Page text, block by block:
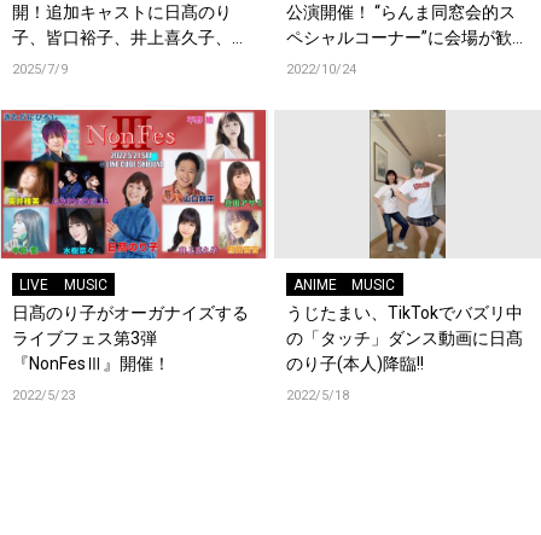
開！追加キャストに日髙のり
子、皆口裕子、井上喜久子、伊
藤美紀、佐久間レイが決定！コ
2025/7/9
公演開催！ “らんま同窓会的ス
ペシャルコーナー”に会場が歓
喜！
2022/10/24
LIVE MUSIC
日髙のり子がオーガナイズする
ライブフェス第3弾
『NonFesⅢ』開催！
2022/5/23
ANIME MUSIC
うじたまい、TikTokでバズリ中
の「タッチ」ダンス動画に日髙
のり子(本人)降臨!!
2022/5/18